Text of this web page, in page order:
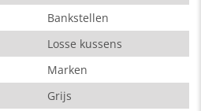
is regelmatig stofzuigen
Bankstellen
Losse kussens
Marken
Grijs